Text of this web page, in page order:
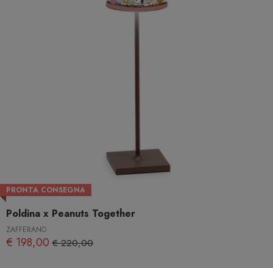
PRONTA CONSEGNA
Poldina x Peanuts Together
ZAFFERANO
€ 198,00 € 220,00